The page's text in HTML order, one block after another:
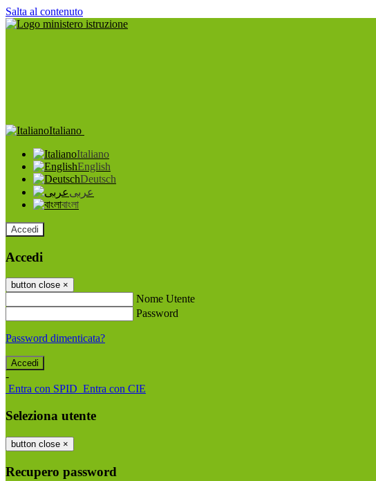
Salta al contenuto
Italiano
Italiano
English
Deutsch
عربى
বাংলা
Accedi
Accedi
button close ×
Nome Utente
Password
Password dimenticata?
-
Entra con SPID Entra con CIE
Seleziona utente
button close ×
Recupero password